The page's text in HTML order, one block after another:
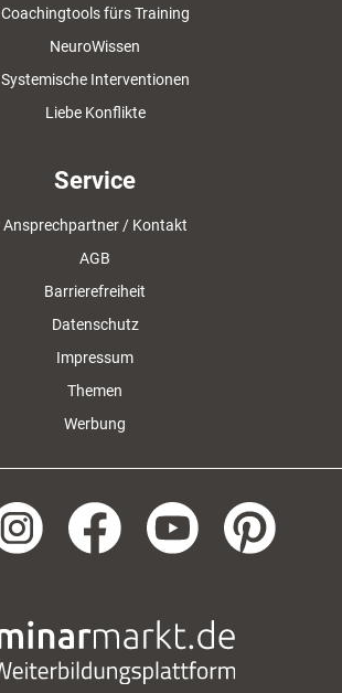
Coachingtools fürs Training
NeuroWissen
Systemische Interventionen
Liebe Konflikte
Service
Ansprechpartner / Kontakt
AGB
Barrierefreiheit
Datenschutz
Impressum
Themen
Werbung